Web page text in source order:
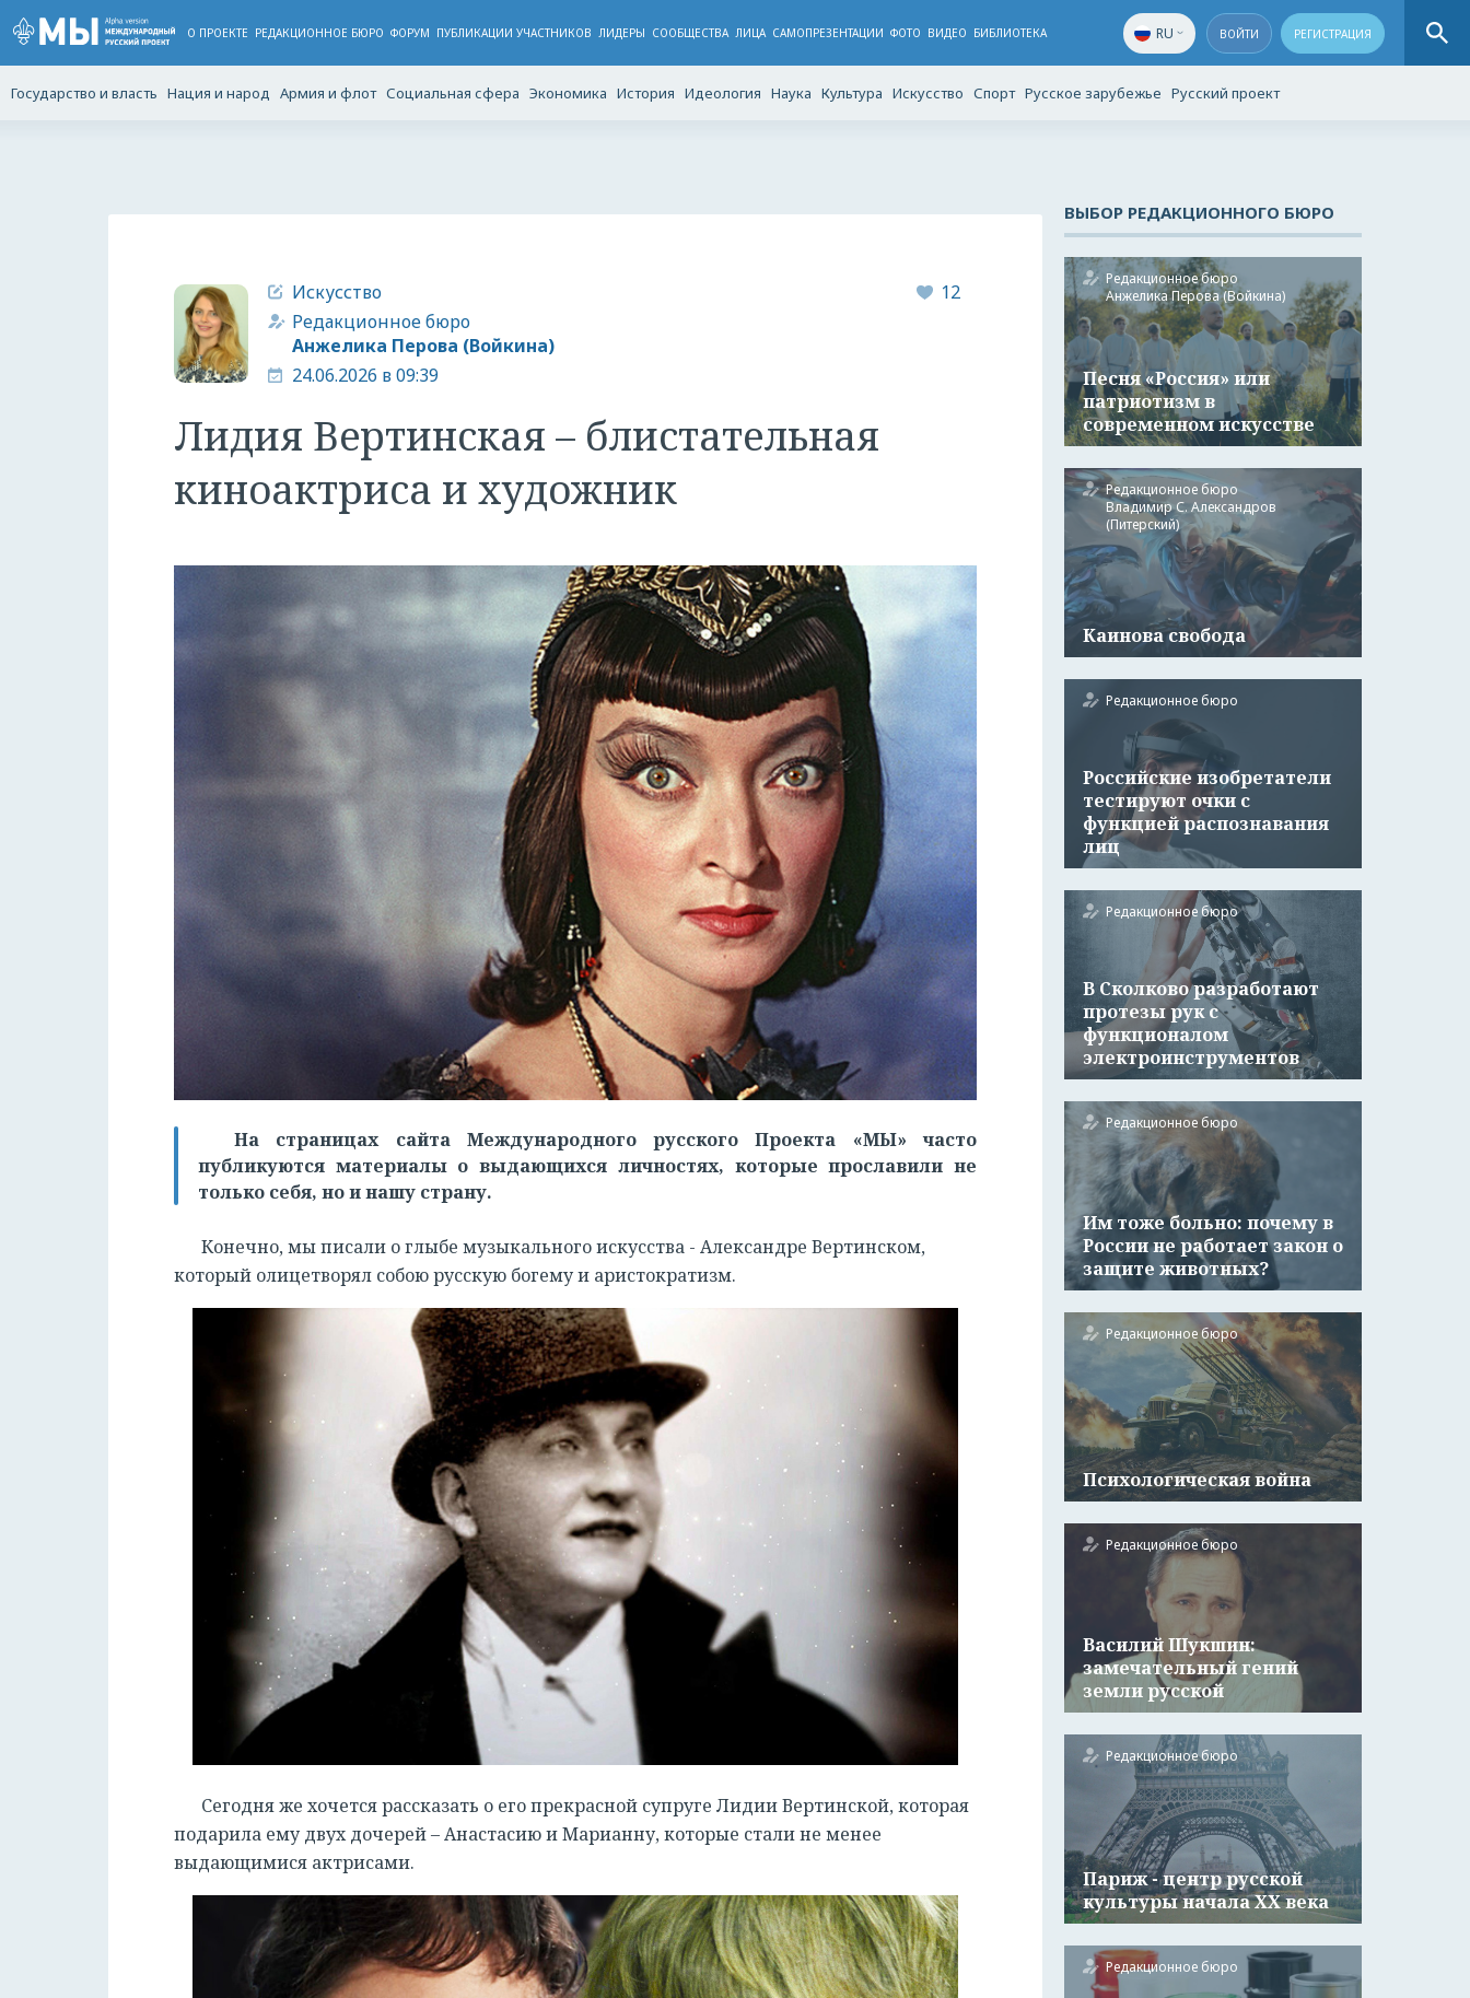
О ПРОЕКТЕ РЕДАКЦИОННОЕ БЮРО ФОРУМ ПУБЛИКАЦИИ УЧАСТНИКОВ ЛИДЕРЫ CООБЩЕСТВА ЛИЦА САМОПРЕЗЕНТАЦИИ ФОТО ВИДЕО БИБЛИОТЕКА RU ВОЙТИ РЕГИСТРАЦИЯ
Государство и власть Нация и народ Армия и флот Социальная сфера Экономика История Идеология Наука Культура Искусство Спорт Русское зарубежье Русский проект
Искусство
Редакционное бюро
Анжелика Перова (Войкина)
24.06.2026 в 09:39
12
Лидия Вертинская – блистательная
киноактриса и художник
На страницах сайта Международного русского Проекта «МЫ» часто
публикуются материалы о выдающихся личностях, которые прославили не
только себя, но и нашу страну.
Конечно, мы писали о глыбе музыкального искусства - Александре Вертинском,
который олицетворял собою русскую богему и аристократизм.
Сегодня же хочется рассказать о его прекрасной супруге Лидии Вертинской, которая
подарила ему двух дочерей – Анастасию и Марианну, которые стали не менее
выдающимися актрисами.
ВЫБОР РЕДАКЦИОННОГО БЮРО
Редакционное бюро
Анжелика Перова (Войкина)
Песня «Россия» или
патриотизм в
современном искусстве
Редакционное бюро
Владимир С. Александров
(Питерский)
Каинова свобода
Редакционное бюро
Российские изобретатели
тестируют очки с
функцией распознавания
лиц
Редакционное бюро
В Сколково разработают
протезы рук с
функционалом
электроинструментов
Редакционное бюро
Им тоже больно: почему в
России не работает закон о
защите животных?
Редакционное бюро
Психологическая война
Редакционное бюро
Василий Шукшин:
замечательный гений
земли русской
Редакционное бюро
Париж - центр русской
культуры начала ХХ века
Редакционное бюро